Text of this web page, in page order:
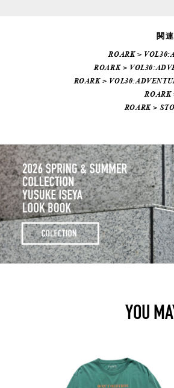
関
ROARK>
ROARK>
ROARK>
ROARK
ROARK>
YOU